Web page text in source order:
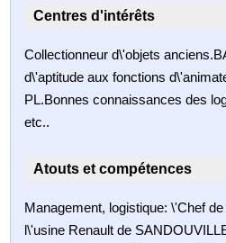
Centres d'intérêts
Collectionneur d\'objets
d\'aptitude aux fonctions
PL.Bonnes connaissances des
etc..
Atouts et compétences
Management, logistique: \'Chef
l\'usine Renault de